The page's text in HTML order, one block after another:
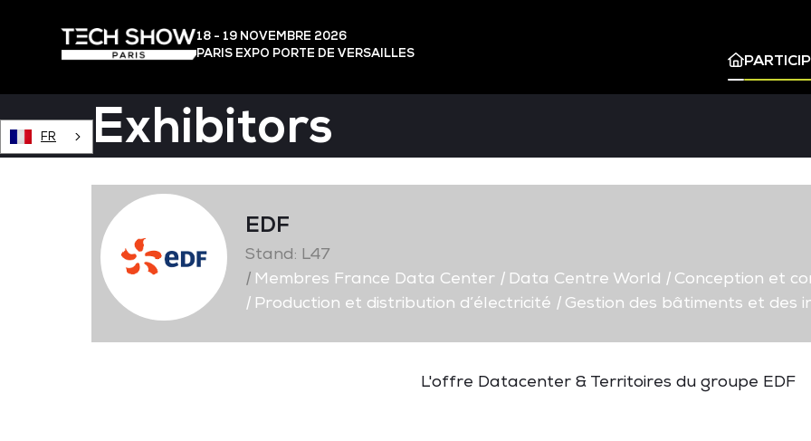
18 - 19 NOVEMBRE 2026
PARIS EXPO PORTE DE VERSAILLES
FR Exhibitors
EDF
Stand: L47
|Membres France Data Center |Data Centre World |Conception et
|Production et distribution d’électricité |Gestion des bâtiments et des
L'offre Datacenter & Territoires du groupe EDF